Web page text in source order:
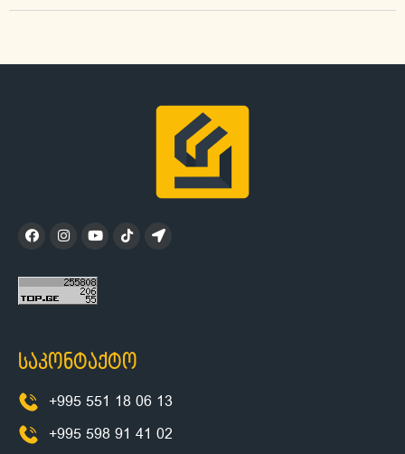
საკონტაქტო
+995 551 18 06 13
+995 598 91 41 02